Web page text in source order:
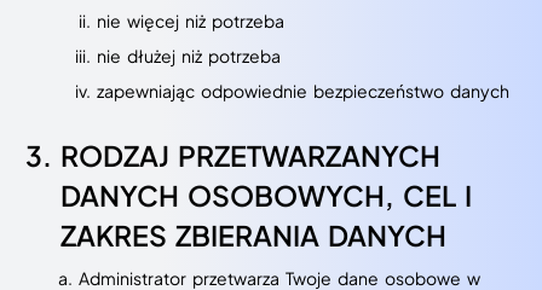
nie więcej niż potrzeba
nie dłużej niż potrzeba
zapewniając odpowiednie bezpieczeństwo danych
RODZAJ PRZETWARZANYCH
DANYCH OSOBOWYCH, CEL I
ZAKRES ZBIERANIA DANYCH
Administrator przetwarza Twoje dane osobowe w